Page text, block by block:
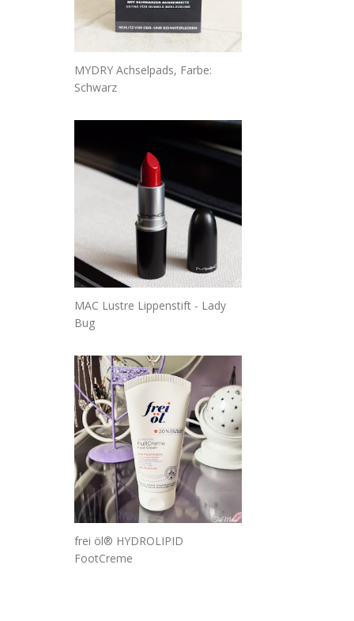
MYDRY Achselpads, Farbe:
Schwarz
MAC Lustre Lippenstift - Lady
Bug
frei öl® HYDROLIPID
FootCreme